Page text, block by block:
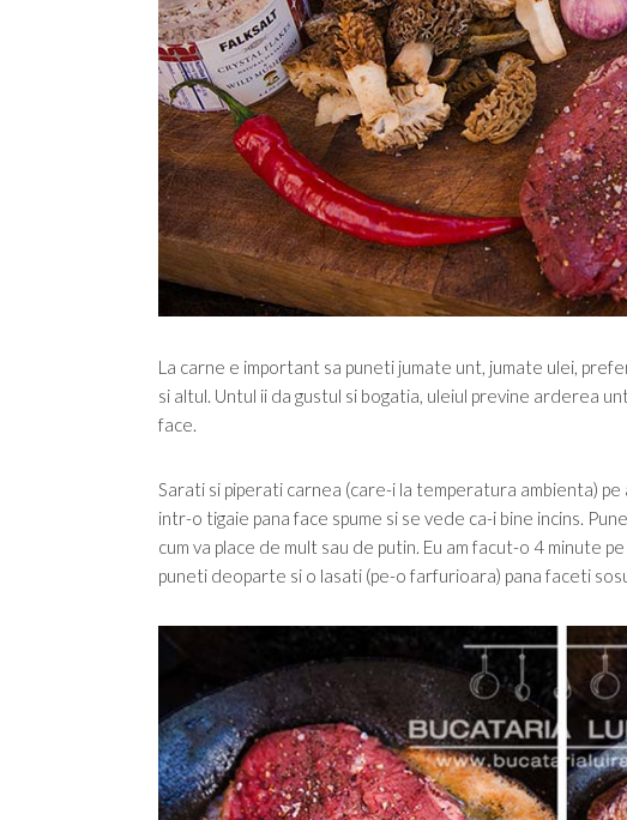
La carne e important sa puneti jumate unt, jumate ulei,
si altul. Untul ii da gustul si bogatia, uleiul previne arderea
face.
Sarati si piperati carnea (care-i la temperatura ambienta)
intr-o tigaie pana face spume si se vede ca-i bine incins.
cum va place de mult sau de putin. Eu am facut-o 4 minute
puneti deoparte si o lasati (pe-o farfurioara) pana faceti